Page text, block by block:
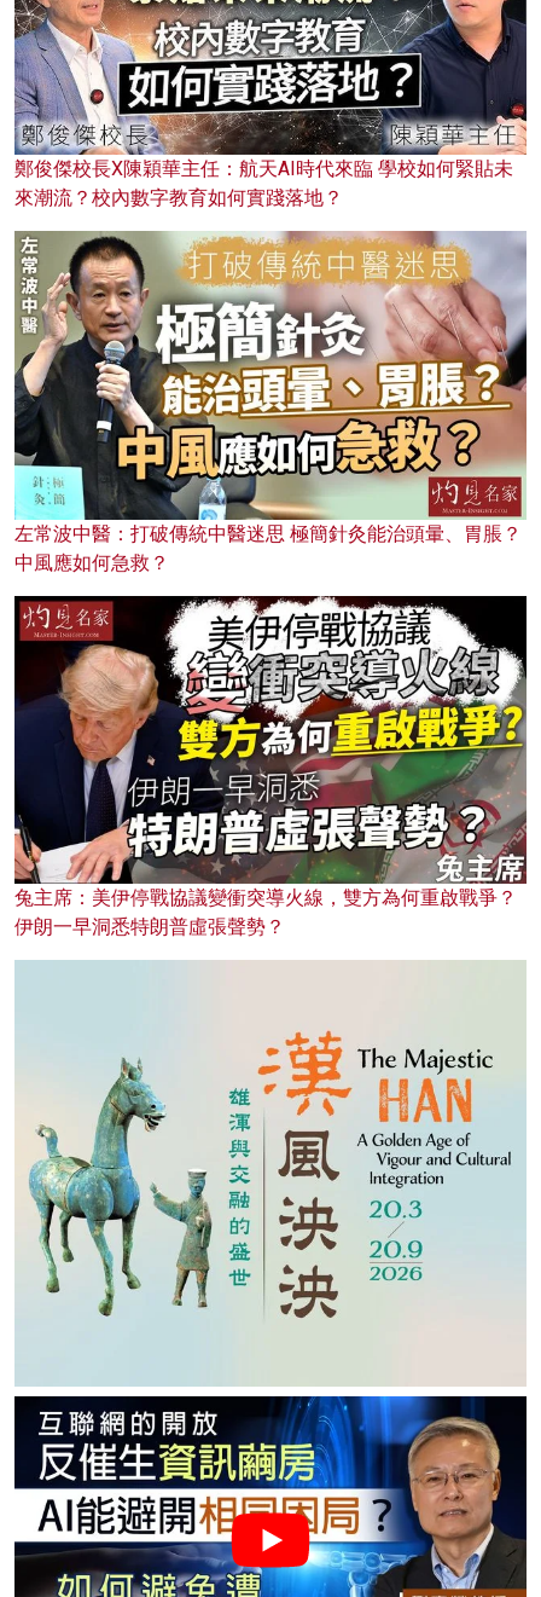
鄭俊傑校長X陳穎華主任：航天AI時代來臨 學校如何緊貼未
來潮流？校內數字教育如何實踐落地？
左常波中醫：打破傳統中醫迷思 極簡針灸能治頭暈、胃脹？
中風應如何急救？
兔主席：美伊停戰協議變衝突導火線，雙方為何重啟戰爭？
伊朗一早洞悉特朗普虛張聲勢？